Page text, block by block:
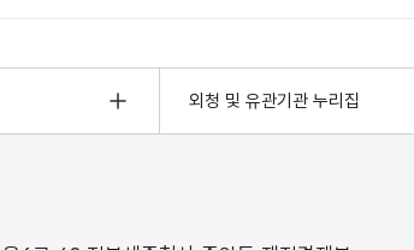
외청 및 유관기관 누리집